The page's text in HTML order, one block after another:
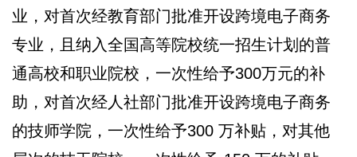
业，对首次经教育部门批准开设跨境电子商务
专业，且纳入全国高等院校统一招生计划的普
通高校和职业院校，一次性给予300万元的补
助，对首次经人社部门批准开设跨境电子商务
的技师学院，一次性给予300 万补贴，对其他